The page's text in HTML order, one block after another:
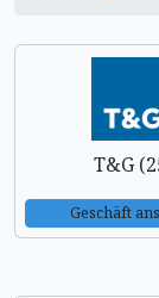
T&G
Geschäft